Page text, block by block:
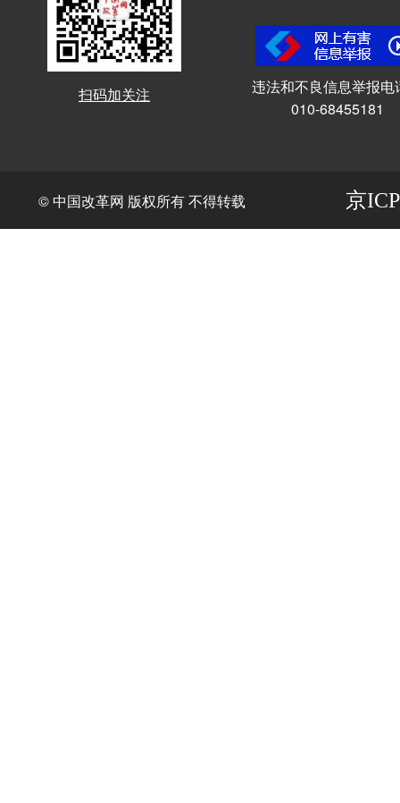
扫码加关注
违法和不良信息举报电
010-68455181
© 中国改革网 版权所有 不得转载 京